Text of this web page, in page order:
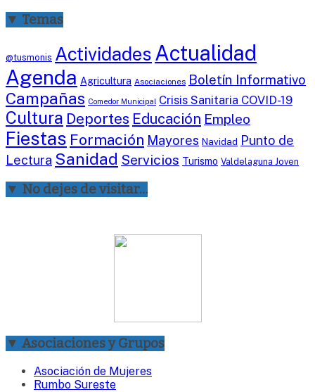
▼ Temas
@tusmonis ActividadesActualidad
Agenda Agricultura Asociaciones Boletín Informativo
Campañas Comedor Municipal Crisis Sanitaria COVID-19
Cultura Deportes Educación Empleo
Fiestas Formación Mayores Navidad Punto de
Lectura Sanidad Servicios Turismo Valdelaguna Joven
▼ No dejes de visitar…
▼ Asociaciones y Grupos
Asociación de Mujeres
Rumbo Sureste